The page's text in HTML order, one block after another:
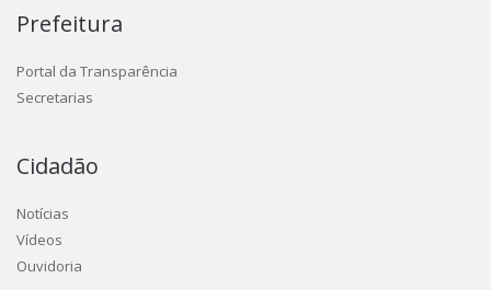
Prefeitura
Portal da Transparência
Secretarias
Cidadão
Notícias
Vídeos
Ouvidoria